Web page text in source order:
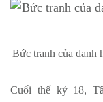
Bức tranh của danh
Cuối thế kỷ 18,